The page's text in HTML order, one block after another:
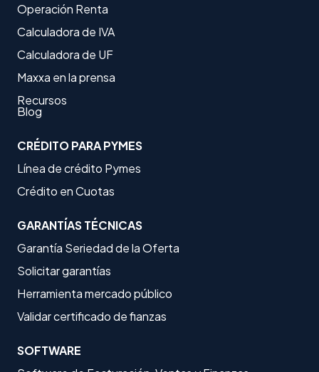
Operación Renta
Calculadora de IVA
Calculadora de UF
Maxxa en la prensa
Recursos
Blog
CRÉDITO PARA PYMES
Línea de crédito Pymes
Crédito en Cuotas
GARANTÍAS TÉCNICAS
Garantía Seriedad de la Oferta
Solicitar garantías
Herramienta mercado público
Validar certificado de fianzas
SOFTWARE